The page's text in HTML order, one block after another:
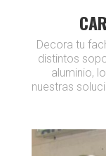
Decora tu
distintos
aluminio,
nuestras